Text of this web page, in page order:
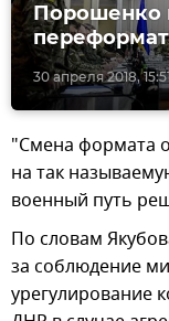
30 апреля 2018,
Порошенко
"Смена формата
на так
военный путь
По словам
за соблюдение
урегулирование